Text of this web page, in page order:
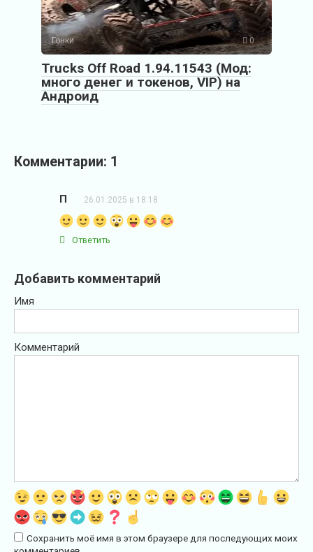
Гонки 0
Trucks Off Road 1.94.11543 (Мод:
много денег и токенов, VIP) на
Андроид
Комментарии: 1
П 26.01.2025 в 18:18
Ответить
Добавить комментарий
Имя
Комментарий
Сохранить моё имя в этом браузере для последующих моих